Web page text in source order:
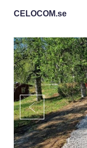
CELOCOM.se